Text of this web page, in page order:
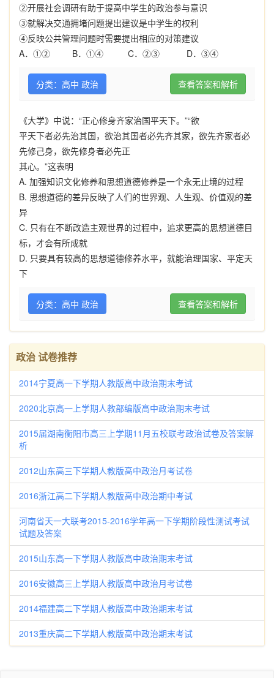
②开展社会调研有助于提高中学生的政治参与意识
③就解决交通拥堵问题提出建议是中学生的权利
④反映公共管理问题时需要提出相应的对策建议
A．①② B．①④ C．②③ D．③④
分类：高中 政治 查看答案和解析
《大学》中说： “正心修身齐家治国平天下。 ”“欲
平天下者必先治其国，欲治其国者必先齐其家，欲先齐家者必
先修己身，欲先修身者必先正
其心。 ”这表明
A. 加强知识文化修养和思想道德修养是一个永无止境的过程
B. 思想道德的差异反映了人们的世界观、人生观、价值观的差
异
C. 只有在不断改造主观世界的过程中，追求更高的思想道德目
标，才会有所成就
D. 只要具有较高的思想道德修养水平，就能治理国家、平定天
下
分类：高中 政治 查看答案和解析
政治 试卷推荐
2014宁夏高一下学期人教版高中政治期末考试
2020北京高一上学期人教部编版高中政治期末考试
2015届湖南衡阳市高三上学期11月五校联考政治试卷及答案解
析
2012山东高三下学期人教版高中政治月考试卷
2016浙江高二下学期人教版高中政治期中考试
河南省天一大联考2015-2016学年高一下学期阶段性测试考试
试题及答案
2015山东高一下学期人教版高中政治期末考试
2016安徽高三上学期人教版高中政治月考试卷
2014福建高二下学期人教版高中政治期末考试
2013重庆高二下学期人教版高中政治期末考试